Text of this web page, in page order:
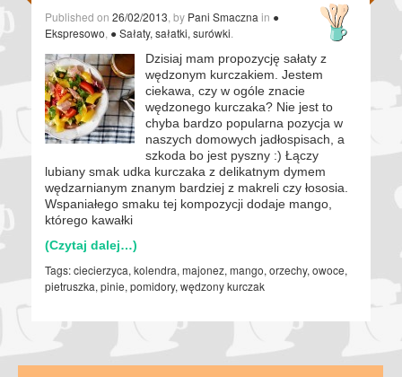
Published on 26/02/2013 , by Pani Smaczna in ●
Ekspresowo ● Sałaty, sałatki, surówki
Dzisiaj mam propozycję sałaty z
wędzonym kurczakiem. Jestem
ciekawa, czy w ogóle znacie
wędzonego kurczaka? Nie jest to
chyba bardzo popularna pozycja w
naszych domowych jadłospisach, a
szkoda bo jest pyszny :) Łączy
lubiany smak udka kurczaka z delikatnym dymem
wędzarnianym znanym bardziej z makreli czy łososia.
Wspaniałego smaku tej kompozycji dodaje mango,
którego kawałki
(Czytaj dalej…)
Tags:ciecierzyca, kolendra, majonez, mango, orzechy, owoce,
pietruszka, pinie, pomidory, wędzony kurczak